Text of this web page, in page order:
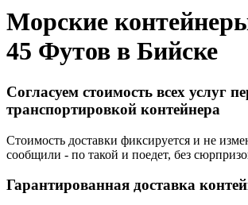
Морские
45 Футов в Бийске
Согласуем стоимость всех услуг
транспортировкой контейнера
Стоимость доставки фиксируется и не
сообщили - по такой и поедет, без
Гарантированная доставка